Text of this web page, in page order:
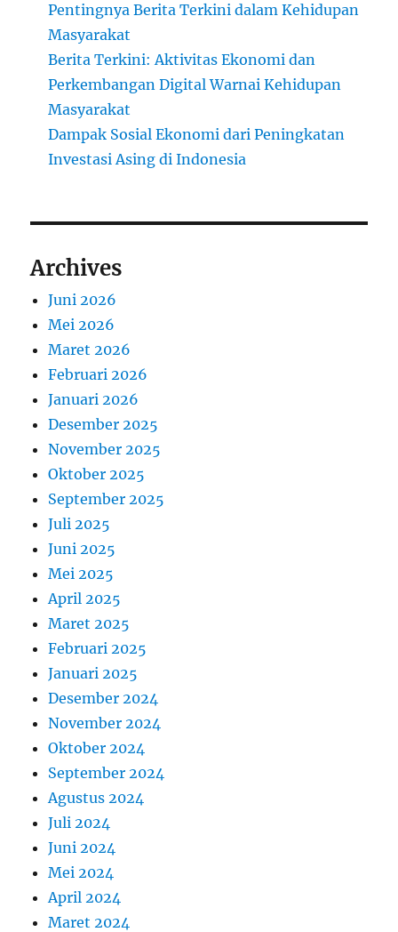
Pentingnya Berita Terkini dalam Kehidupan
Masyarakat
Berita Terkini: Aktivitas Ekonomi dan
Perkembangan Digital Warnai Kehidupan
Masyarakat
Dampak Sosial Ekonomi dari Peningkatan
Investasi Asing di Indonesia
Archives
Juni 2026
Mei 2026
Maret 2026
Februari 2026
Januari 2026
Desember 2025
November 2025
Oktober 2025
September 2025
Juli 2025
Juni 2025
Mei 2025
April 2025
Maret 2025
Februari 2025
Januari 2025
Desember 2024
November 2024
Oktober 2024
September 2024
Agustus 2024
Juli 2024
Juni 2024
Mei 2024
April 2024
Maret 2024